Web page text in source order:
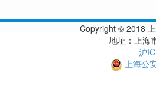
Copyright © 2018
地址：上海
沪
上海公